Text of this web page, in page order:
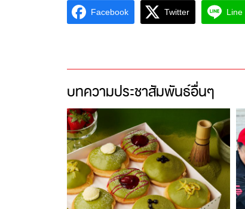
Facebook Twitter Line
บทความประชาสัมพันธ์อื่นๆ